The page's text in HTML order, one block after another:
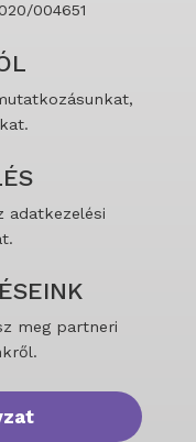
004651
adatkezelési
meg partneri